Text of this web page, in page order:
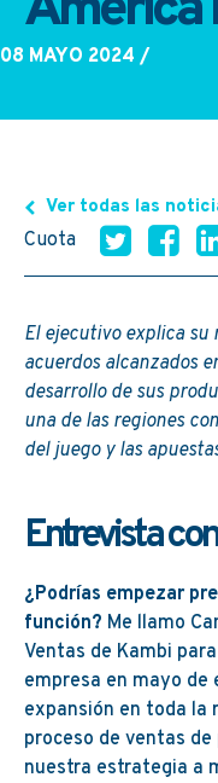
08 MAYO 2024 /
Ver todas las
Cuota
El ejecutivo explica su
acuerdos alcanzados
desarrollo de sus
una de las regiones
del juego y las
Entrevista
¿Podrías empezar
función? Me llamo
Ventas de Kambi
empresa en mayo de
expansión en toda la
proceso de ventas
nuestra estrategia a